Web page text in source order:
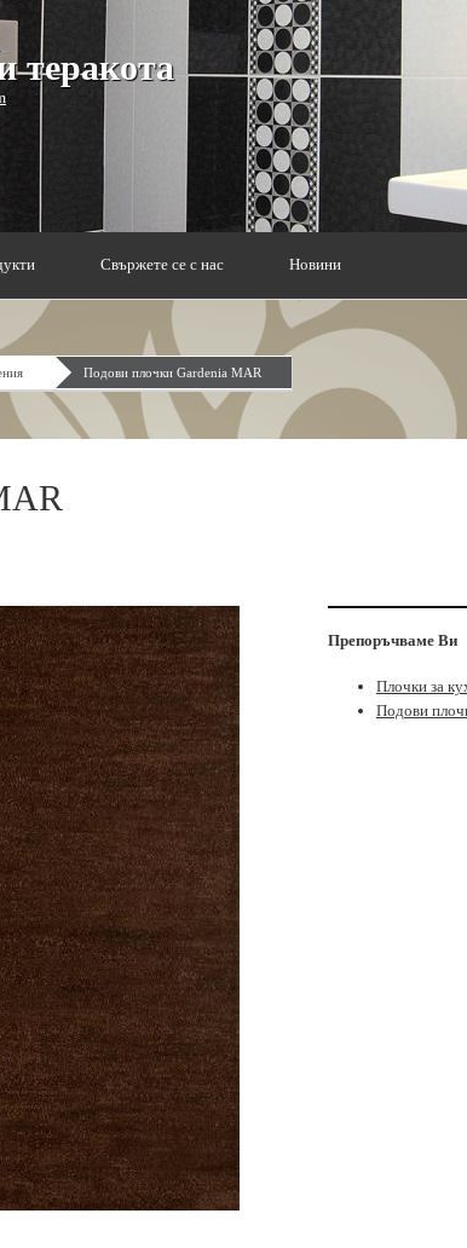
теракота
Свържете се с нас Новини
Подови плочки Gardenia MAR
Препоръчваме Ви
Плочки за
Подови